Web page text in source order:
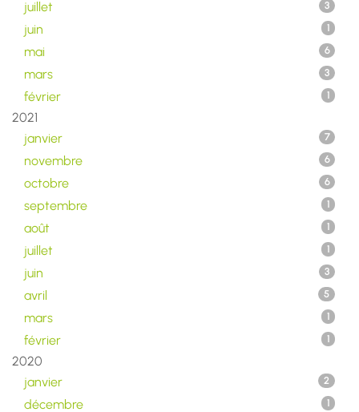
juillet 3
juin 1
mai 6
mars 3
février 1
2021
janvier
7
novembre 6
octobre 6
septembre 1
août 1
juillet 1
juin 3
avril 5
mars 1
février 1
2020
janvier
2
décembre 1